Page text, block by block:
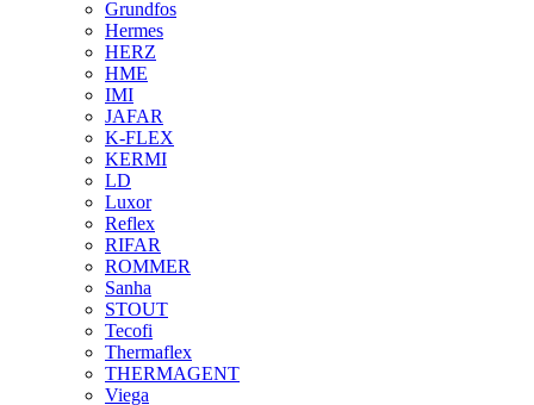
Grundfos
Hermes
HERZ
HME
IMI
JAFAR
K-FLEX
KERMI
LD
Luxor
Reflex
RIFAR
ROMMER
Sanha
STOUT
Tecofi
Thermaflex
THERMAGENT
Viega